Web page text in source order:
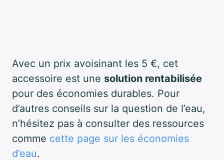
Avec un prix avoisinant les 5 €, cet
accessoire est une solution rentabilisée
pour des économies durables. Pour
d’autres conseils sur la question de l’eau,
n’hésitez pas à consulter des ressources
comme cette page sur les économies
d’eau.